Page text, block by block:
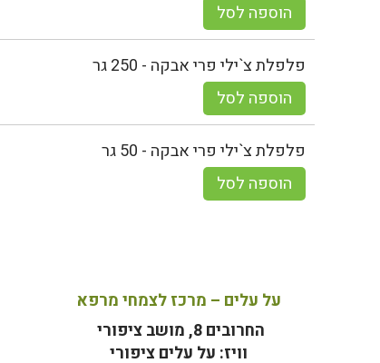
הוספה לסל
פלפלת צ`ילי פרי אבקה - 250 גר
הוספה לסל
פלפלת צ`ילי פרי אבקה - 50 גר
הוספה לסל
על עלים – מרכז לצמחי מרפא
החרובים 8, מושב ציפורי
וויז: על עלים ציפורי